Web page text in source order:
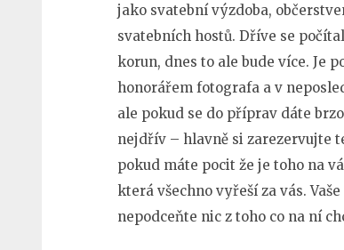
jako svatební výzdoba,
svatebních hostů. Dříve se
korun, dnes to ale bude více. Je
honorářem fotografa a v
ale pokud se do příprav dáte
nejdřív – hlavně si zarezervujte
pokud máte pocit že je toho na
která všechno vyřeší za vás.
nepodceňte nic z toho co na ní